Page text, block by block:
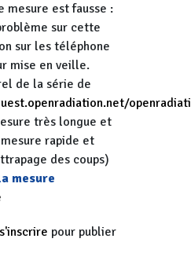
mesure est fausse :
sur cette
sur les téléphone
mise en veille.
de la série de
très longue et
rapide et
des coups)
mesure
s'inscrire pour publier